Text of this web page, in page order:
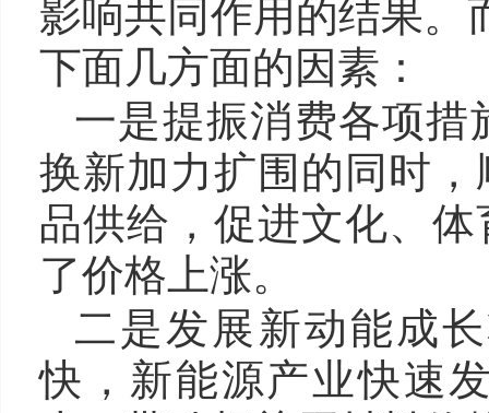
影响共同作用的结果。
下面几方面的因素：
一是提振消费各项措
换新加力扩围的同时
品供给，促进文化、
了价格上涨。
二是发展新动能成
快，新能源产业快速